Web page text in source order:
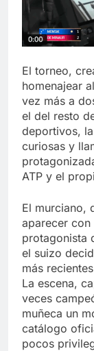
El torneo,
homenajear
vez más a
el del resto
deportivos,
curiosas y
ATP y el
El murciano,
aparecer
protagonista
el suizo
más
La escena,
veces
muñeca un
catálogo
pocos